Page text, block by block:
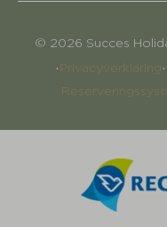
© 2026 Succes
·Privacyverklaring·